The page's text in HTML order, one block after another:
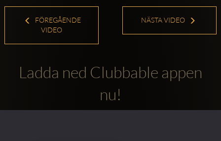
FÖREGÅENDE
VIDEO
NÄSTA VIDEO
Ladda ned Clubbable appen
nu!